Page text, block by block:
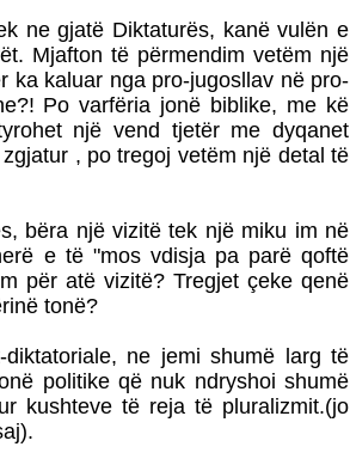
ne gjatë Diktaturës, kanë vulën e
Mjafton të përmendim vetëm një
ka kaluar nga pro-jugosllav në pro-
Po varfëria jonë biblike, me kë
një vend tjetër me dyqanet
, po tregoj vetëm një detal të
bëra një vizitë tek një miku im në
e të "mos vdisja pa parë qoftë
për atë vizitë? Tregjet çeke qenë
tonë?
ne jemi shumë larg të
politike që nuk ndryshoi shumë
kushteve të reja të pluralizmit.(jo